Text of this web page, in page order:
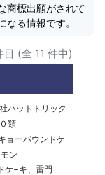
商標出願がされて
る情報です。
目 (全 11 件中)
ハットトリック
類
ョーパウンドケ
ン
ケ−キ、雷門